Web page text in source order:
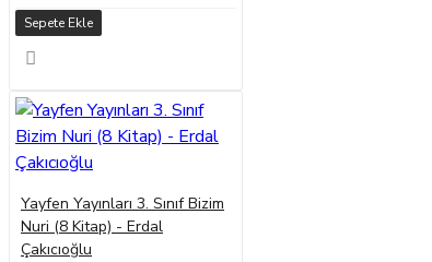
Sepete Ekle
Yayfen Yayınları 3. Sınıf Bizim
Nuri (8 Kitap) - Erdal
Çakıcıoğlu